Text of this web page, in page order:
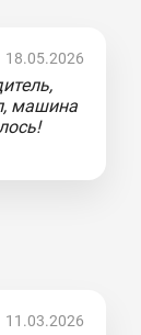
18.05.2026
машина
11.03.2026